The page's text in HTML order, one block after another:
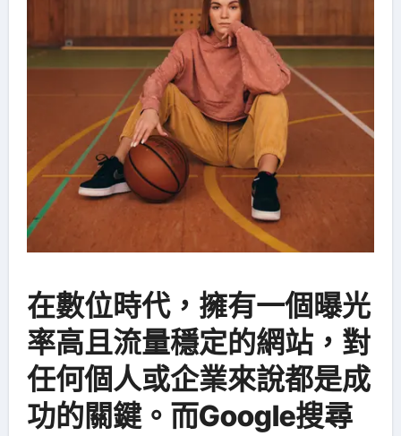
在數位時代，擁有一個曝光
率高且流量穩定的網站，對
任何個人或企業來說都是成
功的關鍵。而Google搜尋